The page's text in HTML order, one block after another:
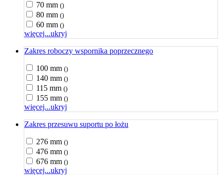
70 mm ()
80 mm ()
60 mm ()
więcej...ukryj
Zakres roboczy wspornika poprzecznego
100 mm ()
140 mm ()
115 mm ()
155 mm ()
więcej...ukryj
Zakres przesuwu suportu po łożu
276 mm ()
476 mm ()
676 mm ()
więcej...ukryj